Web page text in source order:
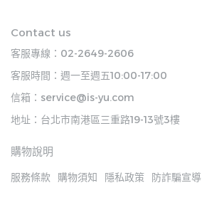
Contact us
客服專線：02-2649-2606
客服時間：週一至週五10:00-17:00
信箱：service@is-yu.com
地址：台北市南港區三重路19-13號3樓
購物說明
服務條款 購物須知 隱私政策 防詐騙宣導